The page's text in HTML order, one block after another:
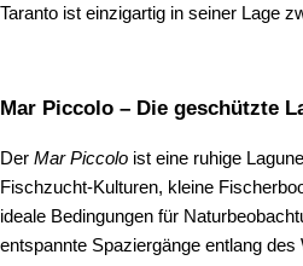
Taranto ist einzigartig in seiner Lage
Mar Piccolo – Die geschützte
Der Mar Piccolo ist eine ruhige
Fischzucht‑Kulturen, kleine
ideale Bedingungen für
entspannte Spaziergänge entlang des